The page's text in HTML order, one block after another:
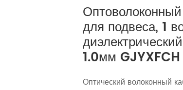
для подвеса, 1
1.0мм GJYXFCH
Оптический волоконный